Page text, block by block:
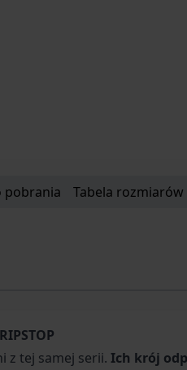
pobrania Tabela rozmiarów
z tej samej serii. Ich krój